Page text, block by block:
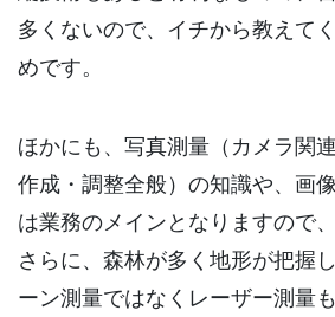
多くないので、イチから教えて
めです。
ほかにも、写真測量（カメラ関
作成・調整全般）の知識や、画
は業務のメインとなりますので
さらに、森林が多く地形が把握
ーン測量ではなくレーザー測量